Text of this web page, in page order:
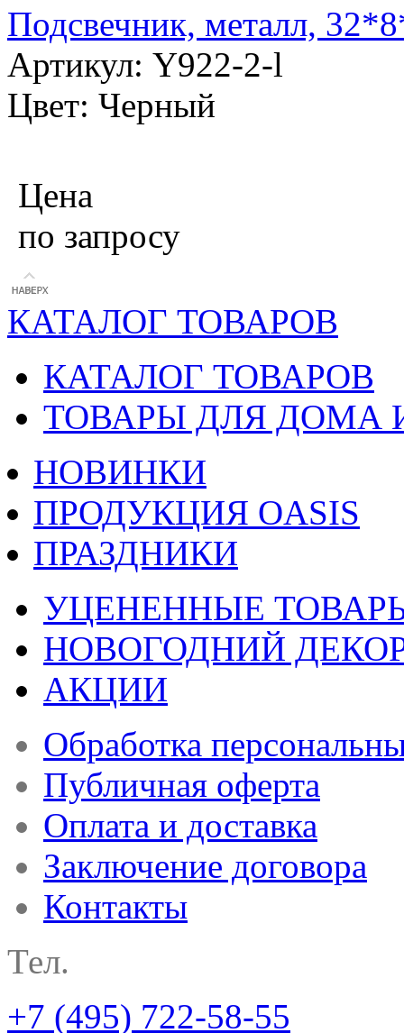
Подсвечник, металл,
Артикул: Y922-2-l
Цвет: Черный
Цена
по запросу
КАТАЛОГ ТОВАРОВ
КАТАЛОГ ТОВАРОВ
ТОВАРЫ ДЛЯ ДОМА
НОВИНКИ
ПРОДУКЦИЯ OASIS
ПРАЗДНИКИ
УЦЕНЕННЫЕ
НОВОГОДНИЙ
АКЦИИ
Обработка
Публичная оферта
Оплата и доставка
Заключение договора
Контакты
Тел.
+7 (495) 722-58-55